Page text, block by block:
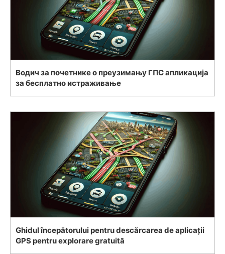
Водич за почетнике о преузимању ГПС апликација
за бесплатно истраживање
Ghidul începătorului pentru descărcarea de aplicații
GPS pentru explorare gratuită